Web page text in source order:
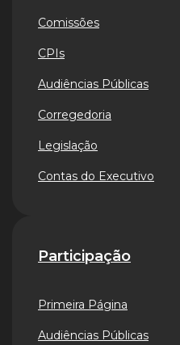
Comissões
CPIs
Audiências Públicas
Corregedoria
Legislação
Contas do Executivo
Participação
Primeira Página
Audiências Públicas